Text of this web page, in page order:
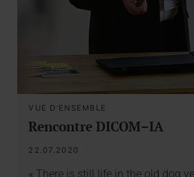
VUE D'ENSEMBLE
Rencontre DICOM–IA
22.07.2020
« There is still life in the old dog